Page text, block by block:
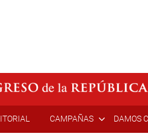
CAMPAÑAS DAMOS